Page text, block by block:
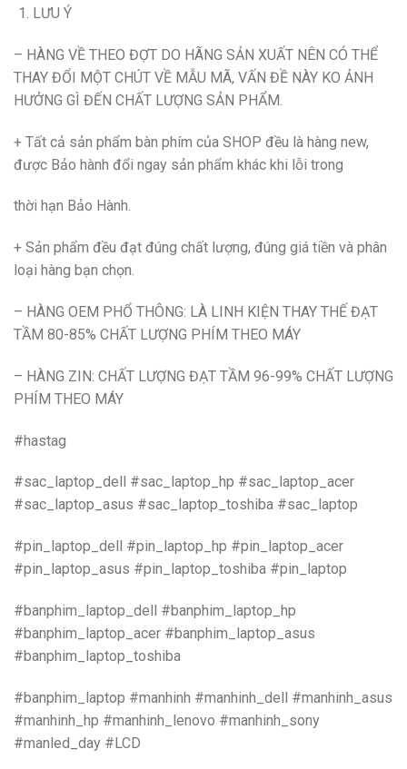
LƯU Ý
– HÀNG VỀ THEO ĐỢT DO HÃNG SẢN XUẤT NÊN CÓ THỂ
THAY ĐỔI MỘT CHÚT VỀ MẪU MÃ, VẤN ĐỀ NÀY KO ẢNH
HƯỞNG GÌ ĐẾN CHẤT LƯỢNG SẢN PHẨM.
+ Tất cả sản phẩm bàn phím của SHOP đều là hàng new,
được Bảo hành đổi ngay sản phẩm khác khi lỗi trong
thời hạn Bảo Hành.
+ Sản phẩm đều đạt đúng chất lượng, đúng giá tiền và phân
loại hàng bạn chọn.
– HÀNG OEM PHỔ THÔNG: LÀ LINH KIỆN THAY THẾ ĐẠT
TẦM 80-85% CHẤT LƯỢNG PHÍM THEO MÁY
– HÀNG ZIN: CHẤT LƯỢNG ĐẠT TẦM 96-99% CHẤT LƯỢNG
PHÍM THEO MÁY
#hastag
#sac_laptop_dell #sac_laptop_hp #sac_laptop_acer
#sac_laptop_asus #sac_laptop_toshiba #sac_laptop
#pin_laptop_dell #pin_laptop_hp #pin_laptop_acer
#pin_laptop_asus #pin_laptop_toshiba #pin_laptop
#banphim_laptop_dell #banphim_laptop_hp
#banphim_laptop_acer #banphim_laptop_asus
#banphim_laptop_toshiba
#banphim_laptop #manhinh #manhinh_dell #manhinh_asus
#manhinh_hp #manhinh_lenovo #manhinh_sony
#manled_day #LCD